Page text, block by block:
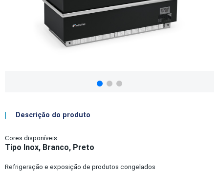
Descrição do produto
Cores disponíveis:
Tipo Inox, Branco, Preto
Refrigeração e exposição de produtos congelados